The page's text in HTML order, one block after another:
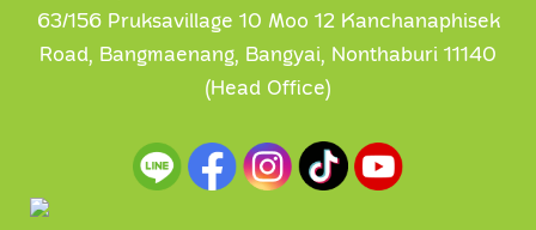
63/156 Pruksavillage 10 Moo 12 Kanchanaphisek
Road, Bangmaenang, Bangyai, Nonthaburi 11140
(Head Office)